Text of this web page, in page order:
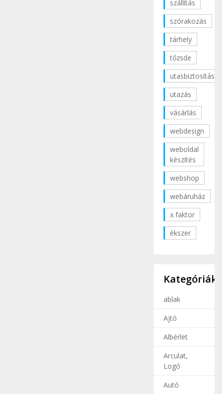
szállítás
szórakozás
tárhely
tőzsde
utasbiztosítás
utazás
vásárlás
webdesign
weboldal
készítés
webshop
webáruház
x faktor
ékszer
Kategóriák
ablak
Ajtó
Albérlet
Arculat,
Logó
Autó